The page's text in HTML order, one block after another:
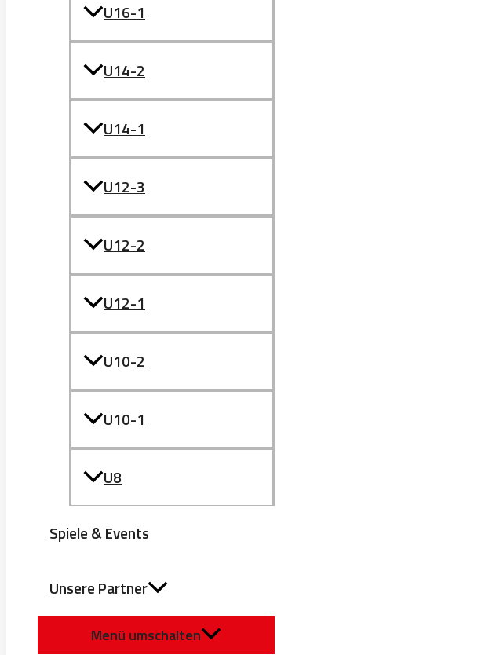
U16-1
U14-2
U14-1
U12-3
U12-2
U12-1
U10-2
U10-1
U8
Spiele & Events
Unsere Partner
Menü umschalten